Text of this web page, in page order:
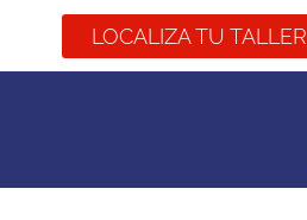
LOCALIZA TU TALLER